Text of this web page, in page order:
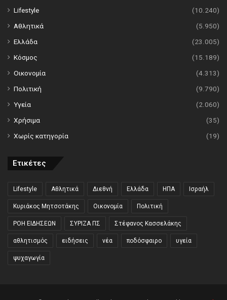
Lifestyle
(10.240)
Αθλητικά
(5.950)
Ελλάδα
(23.005)
Κόσμος
(15.189)
Οικονομία
(4.313)
Πολιτική
(9.790)
Υγεία
(2.060)
Χρήσιμα
(35)
Χωρίς κατηγορία
(19)
Ετικέτες
Lifestyle Αθλητικά Διεθνή Ελλάδα ΗΠΑ Ισραήλ
Κυριάκος Μητσοτάκης Οικονομία Πολιτική
ΡΟΗ ΕΙΔΗΣΕΩΝ ΣΥΡΙΖΑ ΠΣ Στέφανος Κασσελάκης
αθλητισμός ειδήσεις νέα ποδόσφαιρο υγεία
ψυχαγωγία